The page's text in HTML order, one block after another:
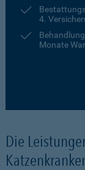
4.
Monate
Die